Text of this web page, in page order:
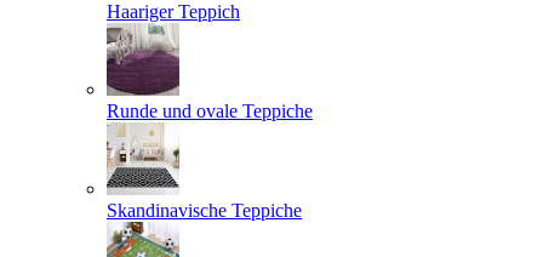
Haariger Teppich
Runde und ovale Teppiche
Skandinavische Teppiche